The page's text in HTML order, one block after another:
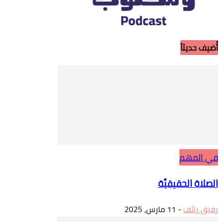
أُضيف حديثاً
في المهم
الصلاة الحقيقيَّة
رفيق رائف- 11 مارس، 2025